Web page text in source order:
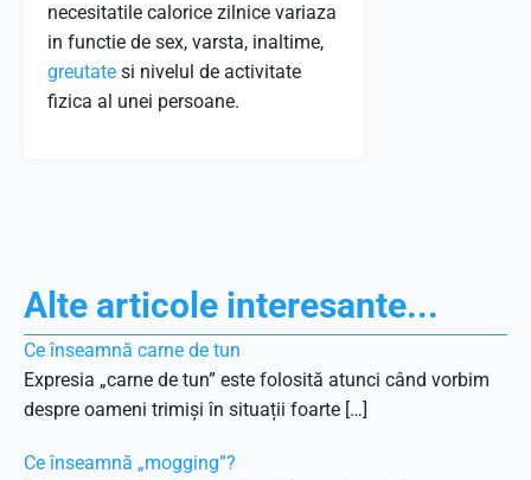
necesitatile calorice zilnice variaza
in functie de sex, varsta, inaltime,
greutate si nivelul de activitate
fizica al unei persoane.
Alte articole interesante...
Ce înseamnă carne de tun
Expresia „carne de tun” este folosită atunci când vorbim
despre oameni trimiși în situații foarte […]
Ce înseamnă „mogging”?